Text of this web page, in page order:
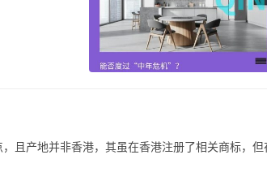
团2019年
近
且产地并非香港，其虽在香港注册了相关商标，但